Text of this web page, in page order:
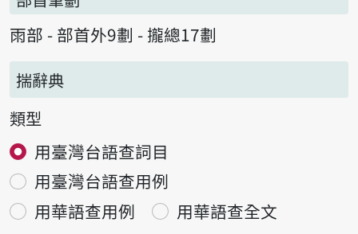
雨部 - 部首外9劃 - 攏總17劃
揣辭典
類型
用臺灣台語查詞目
用臺灣台語查用例
用華語查用例
用華語查全文